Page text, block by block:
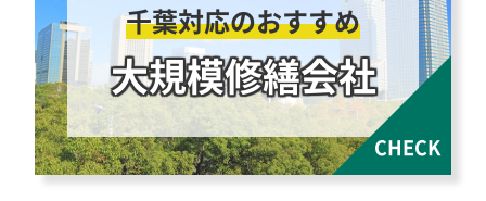
千葉対応のおすすめ
大規模修繕会社